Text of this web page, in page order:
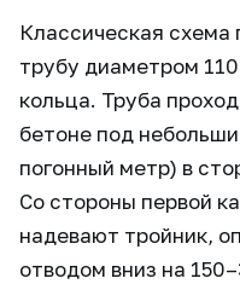
Классическая схема
трубу диаметром
кольца. Труба
бетоне под
погонный метр) в
Со стороны первой
надевают тройник,
отводом вниз на